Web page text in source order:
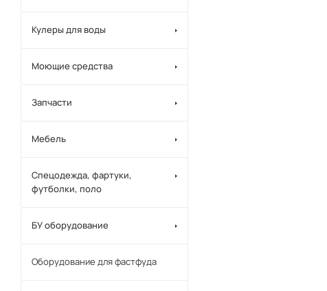
Кулеры для воды
Моющие средства
Запчасти
Мебель
Спецодежда, фартуки,
футболки, поло
БУ оборудование
Оборудование для фастфуда